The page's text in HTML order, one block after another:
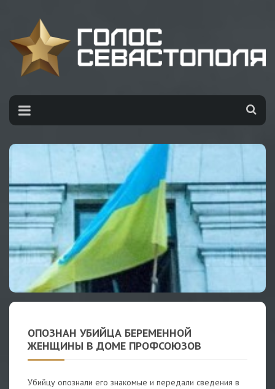
ОПОЗНАН УБИЙЦА БЕРЕМЕННОЙ
ЖЕНЩИНЫ В ДОМЕ ПРОФСОЮЗОВ
Убийцу опознали его знакомые и передали сведения в